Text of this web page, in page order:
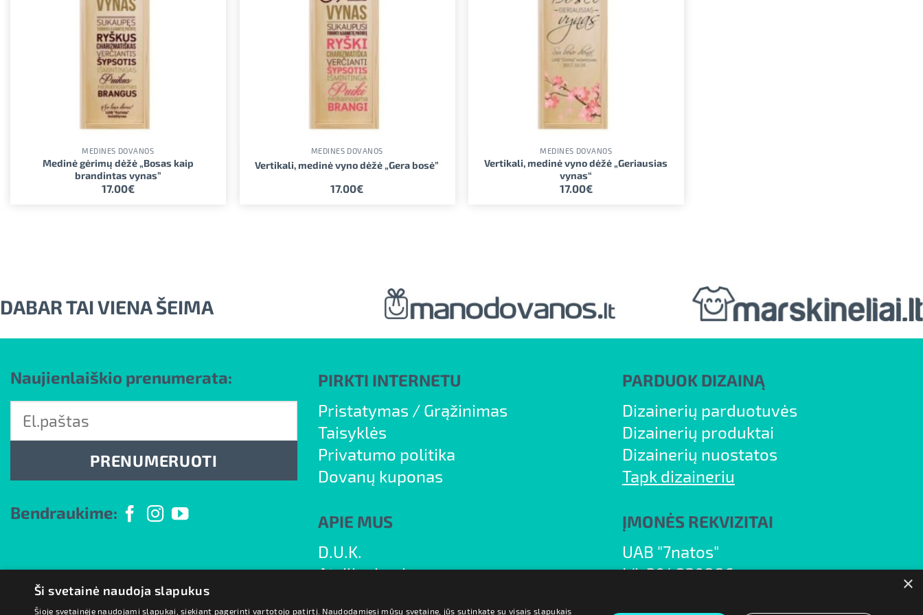
MEDINĖS DOVANOS
Medinė gėrimų dėžė „Bosas kaip
brandintas vynas”
17.00€
MEDINĖS DOVANOS
Vertikali, medinė vyno dėžė „Gera bosė”
17.00€
MEDINĖS DOVANOS
Vertikali, medinė vyno dėžė „Geriausias
vynas“
17.00€
DABAR TAI VIENA ŠEIMA
Naujienlaiškio prenumerata:
PRENUMERUOTI
Bendraukime:
PIRKTI INTERNETU
Pristatymas / Grąžinimas
Taisyklės
Privatumo politika
Dovanų kuponas
PARDUOK DIZAINĄ
Dizainerių parduotuvės
Dizainerių produktai
Dizainerių nuostatos
Tapk dizaineriu
APIE MUS
D.U.K.
Atsiliepimai
ĮMONĖS REKVIZITAI
UAB "7natos"
Į/k 304830886
×
Ši svetainė naudoja slapukus
Šioje svetainėje naudojami slapukai, siekiant pagerinti vartotojo patirtį. Naudodamiesi mūsų svetaine, jūs sutinkate su visais slapukais